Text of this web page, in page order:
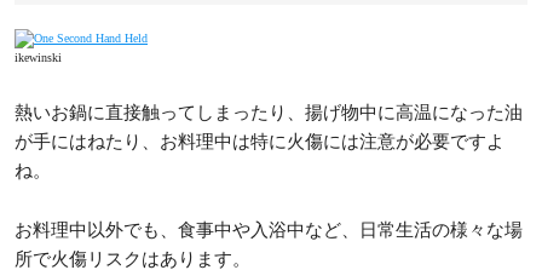
ikewinski
熱いお鍋に直接触ってしまったり、揚げ物中に高温になった油
が手にはねたり、お料理中は特に火傷には注意が必要ですよ
ね。
お料理中以外でも、食事中や入浴中など、日常生活の様々な場
所で火傷リスクはあります。